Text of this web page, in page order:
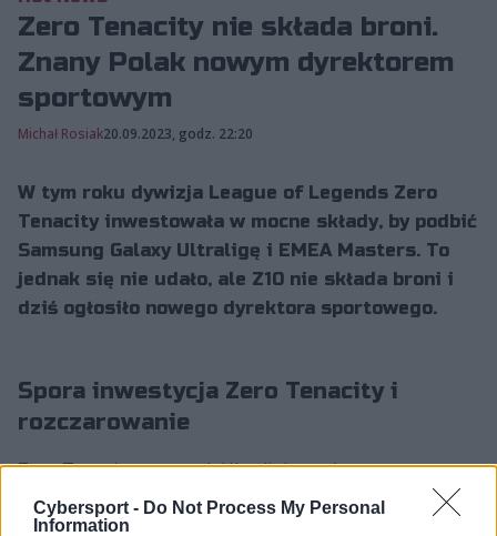
Cybersport - Do Not Process My Personal
Information
Zero Tenacity nie składa broni.
Znany Polak nowym dyrektorem
sportowym
Michał Rosiak20.09.2023, godz. 22:20
W tym roku dywizja League of Legends Zero
Tenacity inwestowała w mocne składy, by podbić
Samsung Galaxy Ultraligę i EMEA Masters. To
jednak się nie udało, ale Z10 nie składa broni i
dziś ogłosiło nowego dyrektora sportowego.
Spora inwestycja Zero Tenacity i
rozczarowanie
Zero Tenacity w ten rok Ultraligi weszło z
międzynarodowym składem z trzema Koreańczykami.
Wiosną Sebastian "Color" Czyżyk i spółka co prawda